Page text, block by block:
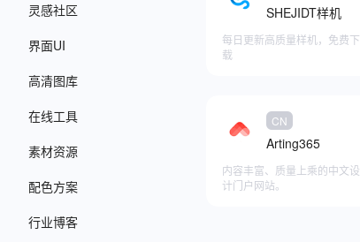
灵感社区
界面UI
高清图库
在线工具
素材资源
配色方案
行业博客
SHEJIDT样机
每日更新高质量样机，免费下
载
添加至快捷访问
CN
Arting365
内容丰富、质量上乘的中文设
计门户网站。